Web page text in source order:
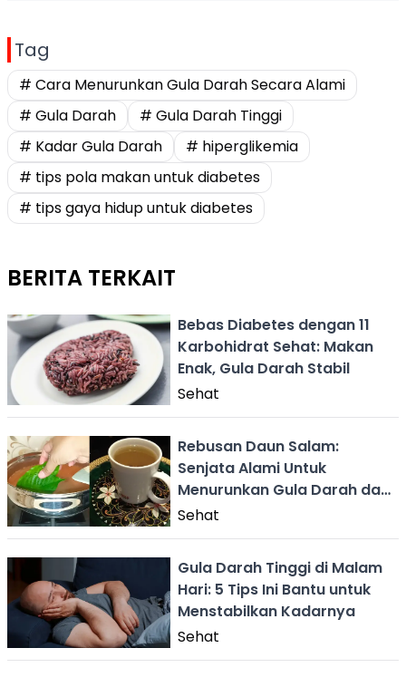
Tag
# Cara Menurunkan Gula Darah Secara Alami
# Gula Darah
# Gula Darah Tinggi
# Kadar Gula Darah
# hiperglikemia
# tips pola makan untuk diabetes
# tips gaya hidup untuk diabetes
BERITA TERKAIT
Bebas Diabetes dengan 11
Karbohidrat Sehat: Makan
Enak, Gula Darah Stabil
Sehat
Rebusan Daun Salam:
Senjata Alami Untuk
Menurunkan Gula Darah dan
Kolesterol Tinggi
Sehat
Gula Darah Tinggi di Malam
Hari: 5 Tips Ini Bantu untuk
Menstabilkan Kadarnya
Sehat